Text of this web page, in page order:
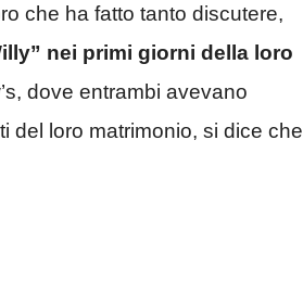
che ha fatto tanto discutere,
nei primi giorni della loro
dove entrambi avevano
del loro matrimonio, si dice che